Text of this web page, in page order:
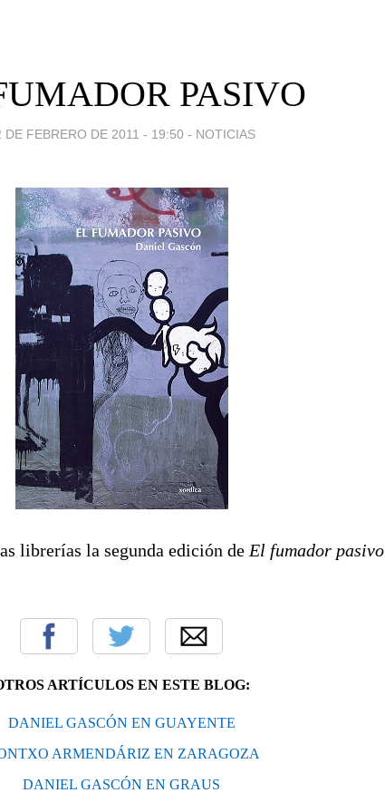
PASIVO
DE FEBRERO DE 2011 - 19:50 - NOTICIAS
librerías la segunda edición de El fumador pasivo
ARTÍCULOS EN ESTE BLOG:
DANIEL GASCÓN EN GUAYENTE
ARMENDÁRIZ EN ZARAGOZA
DANIEL GASCÓN EN GRAUS